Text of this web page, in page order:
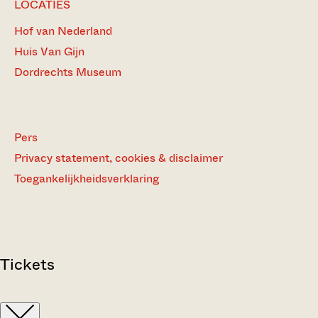
LOCATIES
Hof van Nederland
Huis Van Gijn
Dordrechts Museum
Pers
Privacy statement, cookies & disclaimer
Toegankelijkheidsverklaring
Tickets